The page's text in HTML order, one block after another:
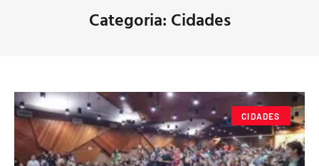
Categoria: Cidades
CIDADES